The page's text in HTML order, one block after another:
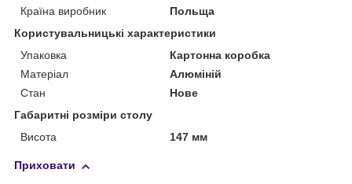
Країна виробник
Польща
Користувальницькі характеристики
Упаковка
Картонна коробка
Матеріал
Алюміній
Стан
Нове
Габаритні розміри столу
Висота
147 мм
Приховати